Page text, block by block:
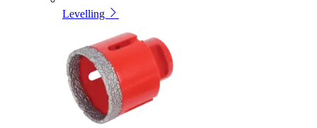
Levelling